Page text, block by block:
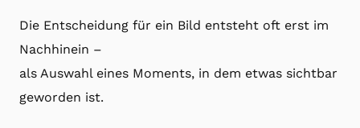
Die Entscheidung für ein Bild entsteht oft erst im
Nachhinein –
als Auswahl eines Moments, in dem etwas sichtbar
geworden ist.